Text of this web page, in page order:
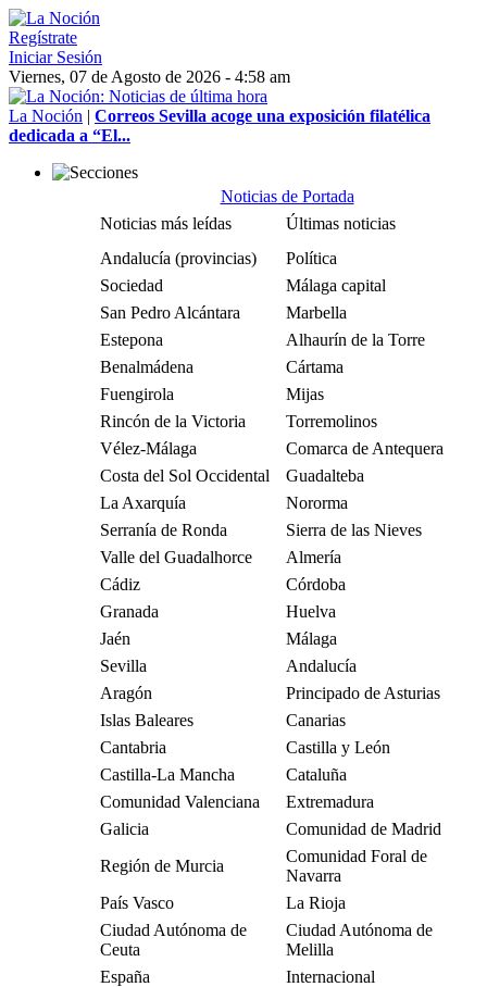
Regístrate
Iniciar Sesión
Viernes, 07 de Agosto de 2026 - 4:58 am
La Noción | Correos Sevilla acoge una exposición filatélica
dedicada a “El...
Noticias de Portada
Noticias más leídas
Últimas noticias
Andalucía (provincias)
Política
Sociedad
Málaga capital
San Pedro Alcántara
Marbella
Estepona
Alhaurín de la Torre
Benalmádena
Cártama
Fuengirola
Mijas
Rincón de la Victoria
Torremolinos
Vélez-Málaga
Comarca de Antequera
Costa del Sol Occidental
Guadalteba
La Axarquía
Nororma
Serranía de Ronda
Sierra de las Nieves
Valle del Guadalhorce
Almería
Cádiz
Córdoba
Granada
Huelva
Jaén
Málaga
Sevilla
Andalucía
Aragón
Principado de Asturias
Islas Baleares
Canarias
Cantabria
Castilla y León
Castilla-La Mancha
Cataluña
Comunidad Valenciana
Extremadura
Galicia
Comunidad de Madrid
Región de Murcia
Comunidad Foral de
Navarra
País Vasco
La Rioja
Ciudad Autónoma de
Ceuta
Ciudad Autónoma de
Melilla
España
Internacional